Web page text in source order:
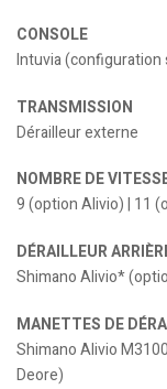
CONSOLE
Intuvia (configuration
TRANSMISSION
Dérailleur externe
NOMBRE DE
9 (option Alivio) | 11
DÉRAILLEUR
Shimano Alivio*
MANETTES DE
Shimano Alivio
Deore)